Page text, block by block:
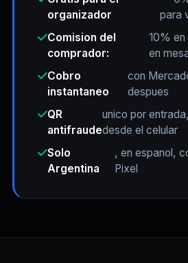
organizador
para
Comision del
comprador:
10%
en
Cobro
instantaneo
con
despues
QR
antifraude
unico por
desde el celular
Solo
Argentina
, en espanol,
Pixel